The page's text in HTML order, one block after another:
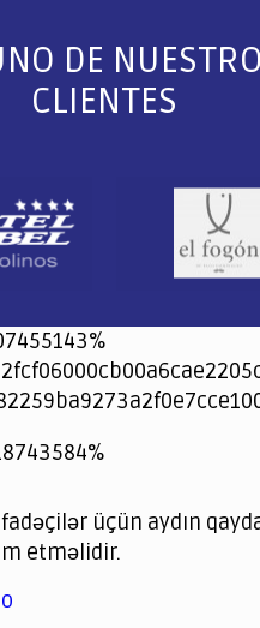
DE
CLIENTES
casino login
슬롯online
üçün aydın
etməlidir.